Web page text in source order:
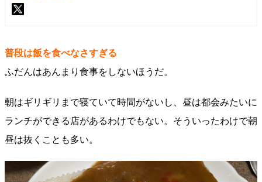
普段は飯を食べなさすぎる
ふだんはあんまり食事をしないほうだ。
朝はギリギリまで寝ていて時間がないし、昼は都会みたいに
ランチができる店があるわけでもない。そういったわけで朝
昼は抜くことも多い。